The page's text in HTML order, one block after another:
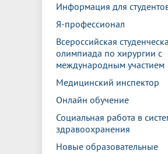
Информация для
Я-профессионал
Всероссийская
олимпиада по хирургии с
международным участием
Медицинский инспектор
Онлайн обучение
Социальная работа в
здравоохранения
Новые образовательные